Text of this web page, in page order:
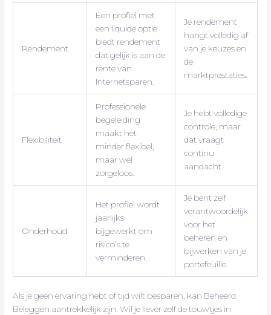
Rendement
Een profiel met
een liquide optie
biedt rendement
dat gelijk is aan de
rente van
Internetsparen.
Je rendement
hangt volledig af
van je keuzes en
de
marktprestaties.
Flexibiliteit
Professionele
begeleiding
maakt het
minder flexibel,
maar wel
zorgeloos.
Je hebt volledige
controle, maar
dat vraagt
continu
aandacht.
Onderhoud
Het profiel wordt
jaarlijks
bijgewerkt om
risico’s te
verminderen.
Je bent zelf
verantwoordelijk
voor het
beheren en
bijwerken van je
portefeuille.
Als je geen ervaring hebt of tijd wilt besparen, kan Beheerd
Beleggen aantrekkelijk zijn. Wil je liever zelf de touwtjes in